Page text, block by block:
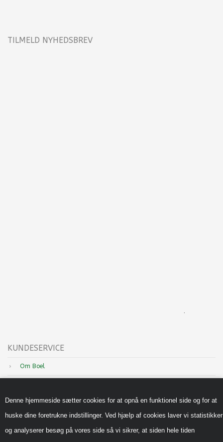
Denne hjemmeside sætter cookies for at opnå en funktionel side og for at
huske dine foretrukne indstillinger. Ved hjælp af cookies laver vi statistikker
og analyserer besøg på vores side så vi sikrer, at siden hele tiden
TILMELD NYHEDSBREV
.
KUNDESERVICE
Om Boel
Inspiration
Sådan handler du hos os